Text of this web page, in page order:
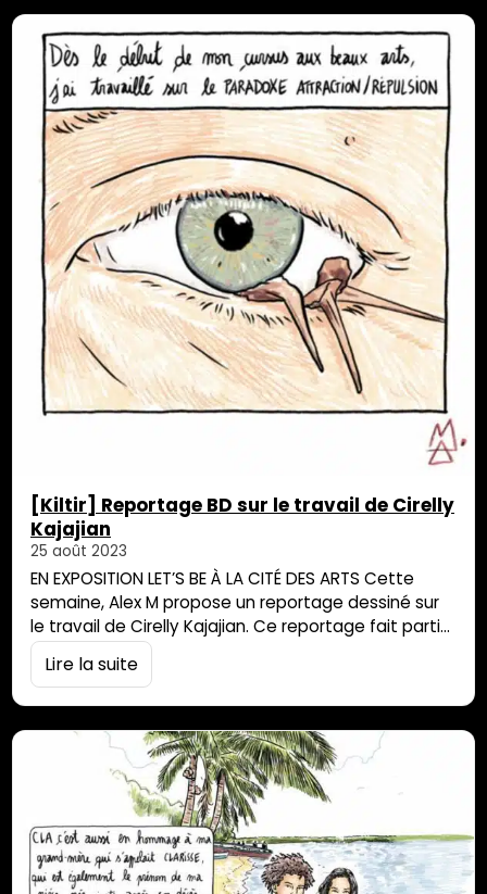
artistes réunis…
[Kiltir] Reportage BD sur le travail de Cirelly
Kajajian
25 août 2023
EN EXPOSITION LET’S BE À LA CITÉ DES ARTS Cette
semaine, Alex M propose un reportage dessiné sur
le travail de Cirelly Kajajian. Ce reportage fait partie
d’un ensemble plus vaste présentant 7 artistes
réunis dans l’exposition Let’s be, accueillie par la Cité
Lire la suite